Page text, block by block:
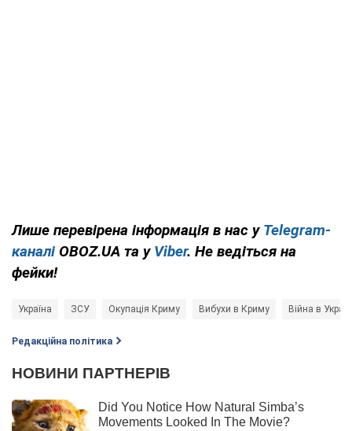
Лише перевірена інформація в нас у Telegram-
каналі OBOZ.UA та у Viber. Не ведіться на
фейки!
Україна ЗСУ Окупація Криму Вибухи в Криму Війна в
Редакційна політика